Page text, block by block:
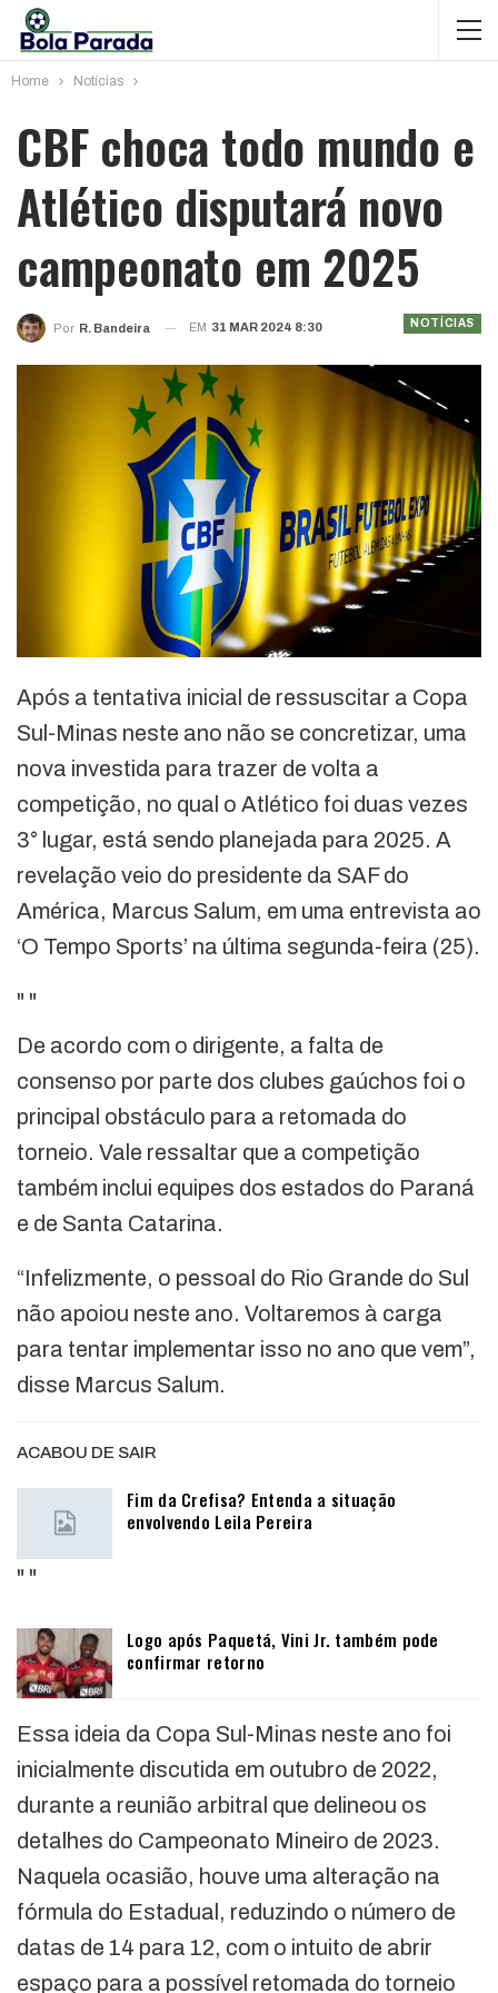
Home Notícias
CBF choca todo mundo e
Atlético disputará novo
campeonato em 2025
NOTÍCIAS
Por R. Bandeira EM 31 MAR 2024 8:30
Após a tentativa inicial de ressuscitar a Copa
Sul-Minas neste ano não se concretizar, uma
nova investida para trazer de volta a
competição, no qual o Atlético foi duas vezes
3° lugar, está sendo planejada para 2025. A
revelação veio do presidente da SAF do
América, Marcus Salum, em uma entrevista ao
‘O Tempo Sports’ na última segunda-feira (25).
" "
De acordo com o dirigente, a falta de
consenso por parte dos clubes gaúchos foi o
principal obstáculo para a retomada do
torneio. Vale ressaltar que a competição
também inclui equipes dos estados do Paraná
e de Santa Catarina.
“Infelizmente, o pessoal do Rio Grande do Sul
não apoiou neste ano. Voltaremos à carga
para tentar implementar isso no ano que vem”,
disse Marcus Salum.
ACABOU DE SAIR
Fim da Crefisa? Entenda a situação
envolvendo Leila Pereira
" "
Logo após Paquetá, Vini Jr. também pode
confirmar retorno
Essa ideia da Copa Sul-Minas neste ano foi
inicialmente discutida em outubro de 2022,
durante a reunião arbitral que delineou os
detalhes do Campeonato Mineiro de 2023.
Naquela ocasião, houve uma alteração na
fórmula do Estadual, reduzindo o número de
datas de 14 para 12, com o intuito de abrir
espaço para a possível retomada do torneio